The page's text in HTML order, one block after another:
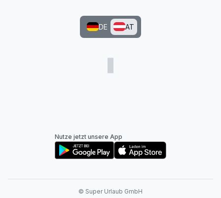
DE AT
Nutze jetzt unsere App
© Super Urlaub GmbH